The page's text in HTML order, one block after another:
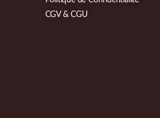
CGV & CGU